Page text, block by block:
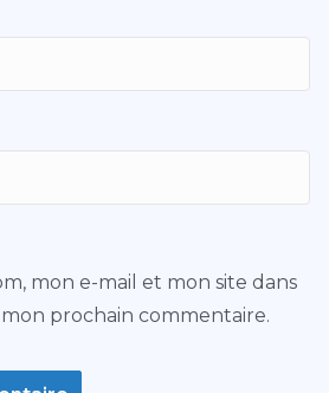
mon e-mail et mon site dans
prochain commentaire.